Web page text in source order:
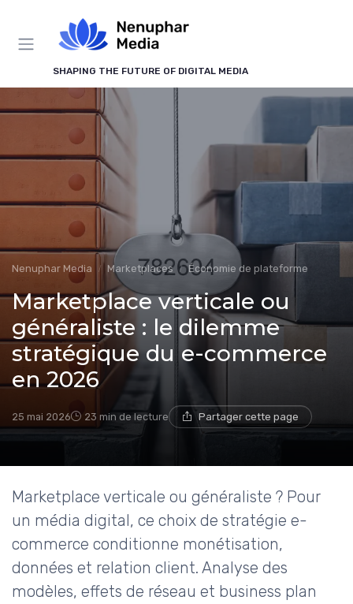
SHAPING THE FUTURE OF DIGITAL MEDIA
Nenuphar Media Marketplaces Économie de plateforme
Marketplace verticale ou
généraliste : le dilemme
stratégique du e-commerce
en 2026
25 mai 2026 23 min de lecture Partager cette page
Marketplace verticale ou généraliste ? Pour
un média digital, ce choix de stratégie e-
commerce conditionne monétisation,
données et relation client. Analyse des
modèles, effets de réseau et business plan